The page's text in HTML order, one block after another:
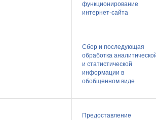
функционирование
интернет-сайта
Сбор и последующая
обработка
и статистической
информации в
обобщенном виде
Предоставление